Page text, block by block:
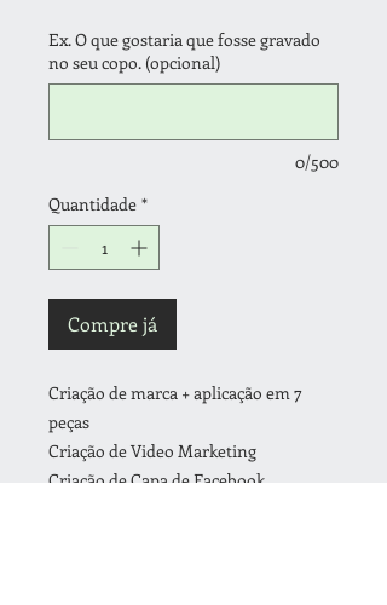
Ex. O que gostaria que fosse gravado
no seu copo. (opcional)
0/500
Quantidade *
Compre já
Criação de marca + aplicação em 7
peças
Criação de Video Marketing
Criação de Capa de Facebook